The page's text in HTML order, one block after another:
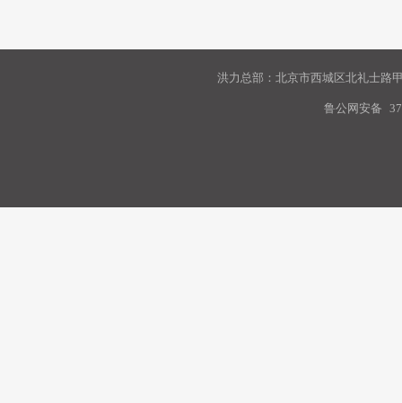
洪力总部：北京市西城区北礼士路
鲁公网安备